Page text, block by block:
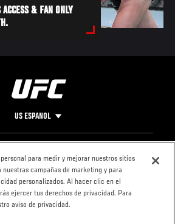
& FAN ONLY
US ESPANOL
LEGAL
Condiciones
Política de
privacidad
para medir y mejorar nuestros sitios
nuestras campañas de marketing y para
personalizados. Al hacer clic en el
ejercer tus derechos de privacidad. Para
aviso de privacidad.